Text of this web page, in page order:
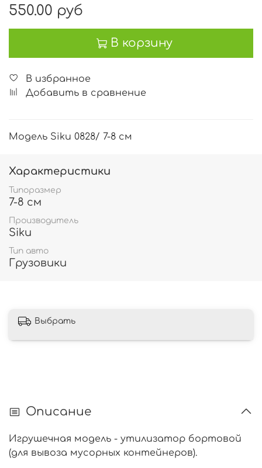
550.00 руб
В корзину
В избранное
Добавить в сравнение
Модель Siku 0828/ 7-8 см
Характеристики
Типоразмер
7-8 см
Производитель
Siku
Тип авто
Грузовики
Выбрать
Описание
Игрушечная модель - утилизатор бортовой
(для вывоза мусорных контейнеров).